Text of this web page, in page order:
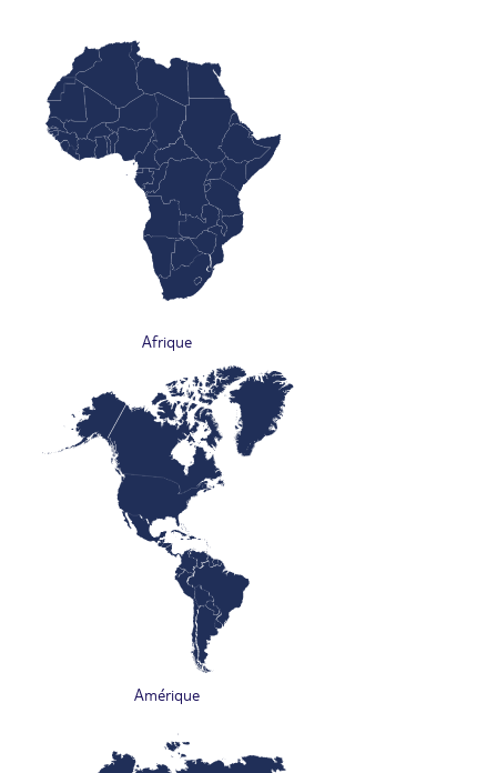
Afrique
Amérique